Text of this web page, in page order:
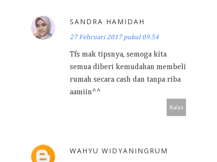
SANDRA HAMIDAH
27 Februari 2017 pukul 09.54
Tfs mak tipsnya, semoga kita
semua diberi kemudahan membeli
rumah secara cash dan tanpa riba
aamiin^^
Balas
WAHYU WIDYANINGRUM